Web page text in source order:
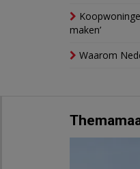
maken’
Waarom